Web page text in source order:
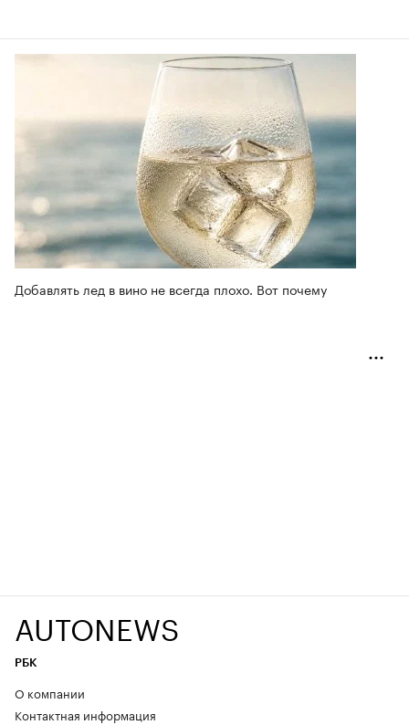
Добавлять лед в вино не всегда плохо. Вот почему
AUTONEWS
РБК
О компании
Контактная информация